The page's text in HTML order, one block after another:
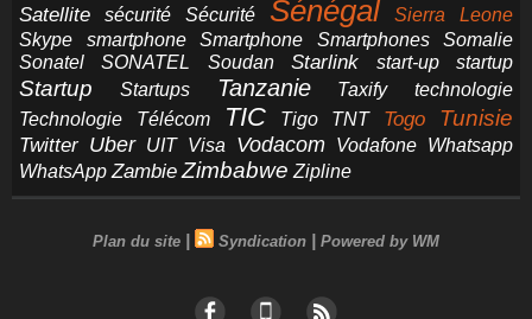
Satellite sécurité Sécurité Sénégal
Sierra Leone
Skype
smartphone Smartphone Smartphones
Somalie
Sonatel
SONATEL Soudan Starlink start-up startup
Startup Startups Tanzanie Taxify
technologie
Technologie
Télécom TIC Tigo TNT Togo Tunisie
Twitter Uber UIT Visa Vodacom Vodafone Whatsapp
WhatsApp Zambie Zimbabwe Zipline
Plan du site | Syndication | Powered by WM